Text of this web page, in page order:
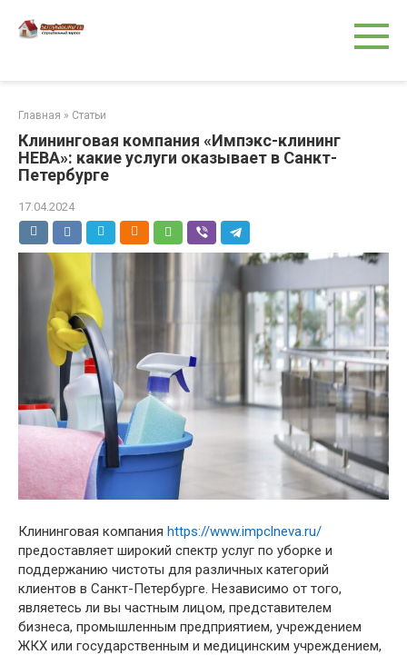
Главная » Статьи
Клининговая компания «Импэкс-клининг
НЕВА»: какие услуги оказывает в Санкт-
Петербурге
17.04.2024
Клининговая компания https://www.impclneva.ru/
предоставляет широкий спектр услуг по уборке и
поддержанию чистоты для различных категорий
клиентов в Санкт-Петербурге. Независимо от того,
являетесь ли вы частным лицом, представителем
бизнеса, промышленным предприятием, учреждением
ЖКХ или государственным и медицинским учреждением,